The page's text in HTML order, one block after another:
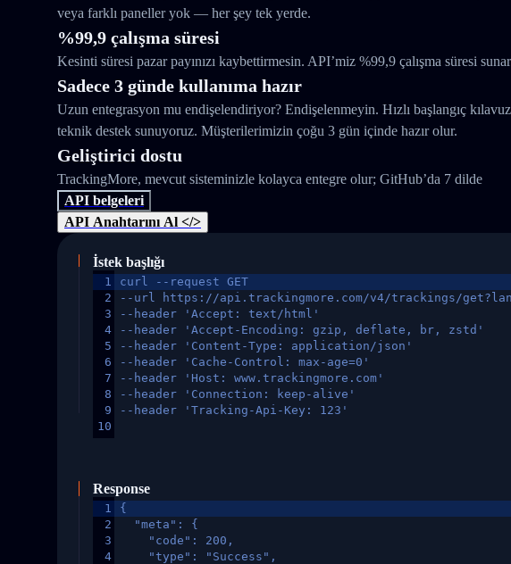
veya farklı paneller yok — her şey tek yerde.
%99,9 çalışma süresi
Kesinti süresi pazar payınızı kaybettirmesin. API’miz %99,9 çalışma süresi
Sadece 3 günde kullanıma hazır
Uzun entegrasyon mu endişelendiriyor? Endişelenmeyin. Hızlı başlangıç
teknik destek sunuyoruz. Müşterilerimizin çoğu 3 gün içinde hazır olur.
Geliştirici dostu
TrackingMore, mevcut sisteminizle kolayca entegre olur; GitHub’da 7 dilde
API belgeleri
API Anahtarını Al </>
İstek başlığı
1
2
3
4
5
6
7
8
9
10
curl --request GET
--url https://api.trackingmore.com/v4/trackings/
--header 'Accept: text/html'
--header 'Accept-Encoding: gzip, deflate, br, zstd'
--header 'Content-Type: application/json'
--header 'Cache-Control: max-age=0'
--header 'Host: www.trackingmore.com'
--header 'Connection: keep-alive'
--header 'Tracking-Api-Key: 123'
Response
1
2
3
4
{
  "meta": {
    "code": 200,
    "type": "Success",